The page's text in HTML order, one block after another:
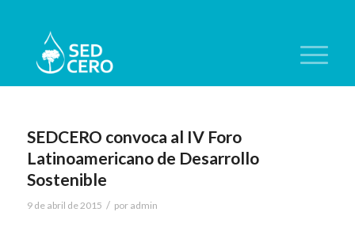
SEDCERO convoca al IV Foro
Latinoamericano de Desarrollo
Sostenible
9 de abril de 2015 / por admin